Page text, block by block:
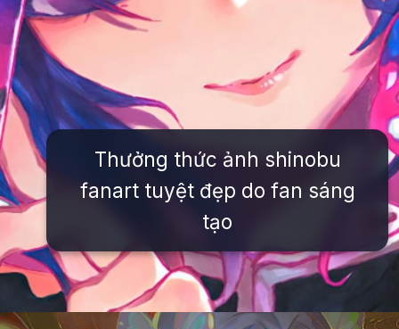
Thưởng thức ảnh shinobu
fanart tuyệt đẹp do fan sáng
tạo